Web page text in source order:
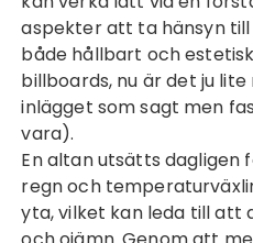
aspekter att ta hänsyn
både hållbart och
billboards, nu är det ju
inlägget som sagt men
vara).
En altan utsätts dagligen
regn och
yta, vilket kan leda till att